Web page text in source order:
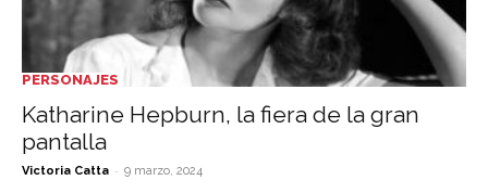
PERSONAJES
Katharine Hepburn, la fiera de la gran
pantalla
Victoria Catta - 9 marzo, 2024